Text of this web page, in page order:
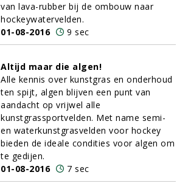
van lava-rubber bij de ombouw naar
hockeywatervelden.
01-08-2016
9 sec
Altijd maar die algen!
Alle kennis over kunstgras en onderhoud
ten spijt, algen blijven een punt van
aandacht op vrijwel alle
kunstgrassportvelden. Met name semi-
en waterkunstgrasvelden voor hockey
bieden de ideale condities voor algen om
te gedijen.
01-08-2016
7 sec